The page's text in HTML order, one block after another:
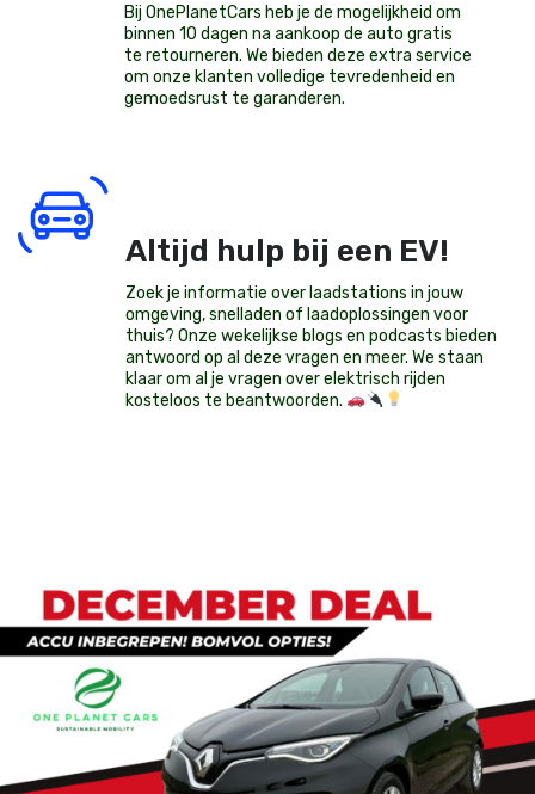
Bij OnePlanetCars heb je de mogelijkheid om
binnen 10 dagen na aankoop de auto gratis
te retourneren. We bieden deze extra service
om onze klanten volledige tevredenheid en
gemoedsrust te garanderen.
Altijd hulp bij een EV!
Zoek je informatie over laadstations in jouw
omgeving, snelladen of laadoplossingen voor
thuis? Onze wekelijkse blogs en podcasts bieden
antwoord op al deze vragen en meer. We staan
klaar om al je vragen over elektrisch rijden
kosteloos te beantwoorden.